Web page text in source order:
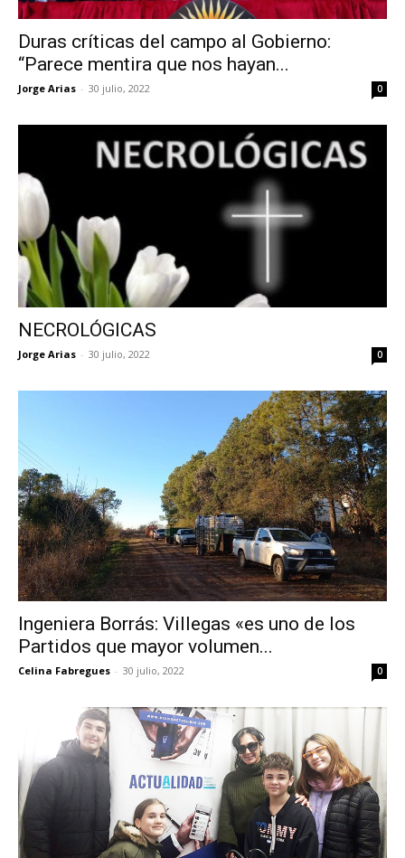
Duras críticas del campo al Gobierno:
“Parece mentira que nos hayan...
Jorge Arias - 30 julio, 2022 0
NECROLÓGICAS
Jorge Arias - 30 julio, 2022 0
Ingeniera Borrás: Villegas «es uno de los
Partidos que mayor volumen...
Celina Fabregues - 30 julio, 2022 0